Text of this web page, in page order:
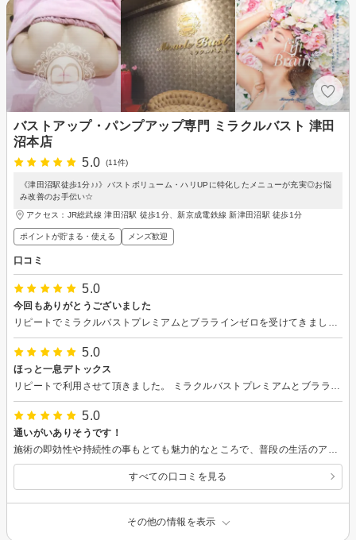
バストアップ・パンプアップ専門 ミラクルバスト 津田
沼本店
5.0
(11件)
《津田沼駅徒歩1分♪♪》バストボリューム・ハリUPに特化したメニューが充実◎お悩
み改善のお手伝い☆
アクセス：JR総武線 津田沼駅 徒歩1分、新京成電鉄線 新津田沼駅 徒歩1分
ポイントが貯まる・使える メンズ歓迎
口コミ
5.0
今回もありがとうございました
5.0
ほっと一息デトックス
5.0
通いがいありそうです！
すべての口コミを見る
その他の情報を表示